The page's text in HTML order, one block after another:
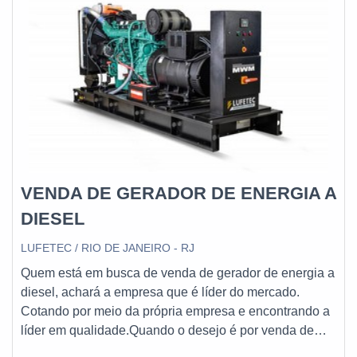
VENDA DE GERADOR DE ENERGIA A
DIESEL
LUFETEC / RIO DE JANEIRO - RJ
Quem está em busca de venda de gerador de energia a
diesel, achará a empresa que é líder do mercado.
Cotando por meio da própria empresa e encontrando a
líder em qualidade.Quando o desejo é por venda de